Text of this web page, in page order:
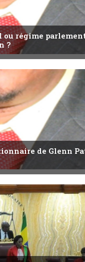
régime
?
de Glenn